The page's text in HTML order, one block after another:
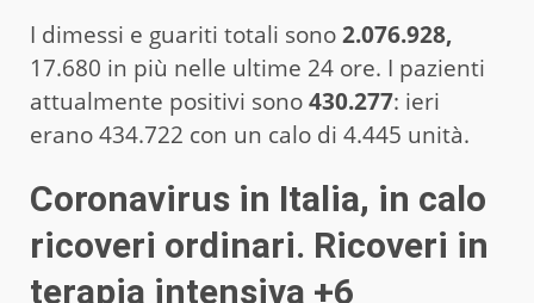
I dimessi e guariti totali sono2.076.928,
17.680 in più nelle ultime 24 ore. I pazienti
attualmente positivi sono430.277: ieri
erano 434.722 con un calo di 4.445 unità.
Coronavirus in Italia, in calo
ricoveri ordinari. Ricoveri in
terapia intensiva +6